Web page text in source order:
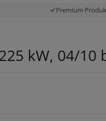
Premium
kW, 04/10